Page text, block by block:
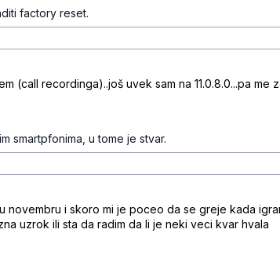
factory reset.
(call recordinga)..još uvek sam na 11.0.8.0...pa me
smartpfonima, u tome je stvar.
novembru i skoro mi je poceo da se greje kada
uzrok ili sta da radim da li je neki veci kvar hvala